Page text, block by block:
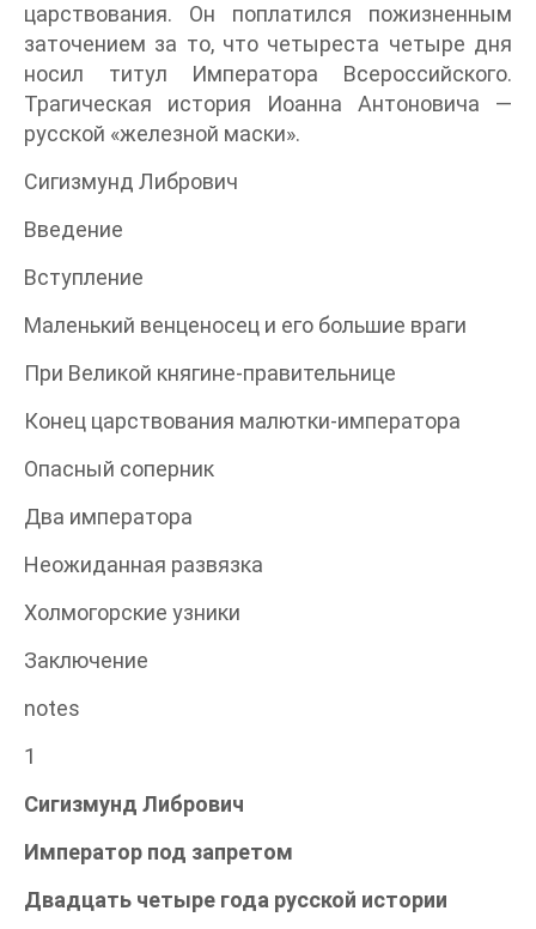
царствования. Он поплатился пожизненным
заточением за то, что четыреста четыре дня
носил титул Императора Всероссийского.
Трагическая история Иоанна Антоновича —
русской «железной маски».
Сигизмунд Либрович
Введение
Вступление
Маленький венценосец и его большие враги
При Великой княгине-правительнице
Конец царствования малютки-императора
Опасный соперник
Два императора
Неожиданная развязка
Холмогорские узники
Заключение
notes
1
Сигизмунд Либрович
Император под запретом
Двадцать четыре года русской истории